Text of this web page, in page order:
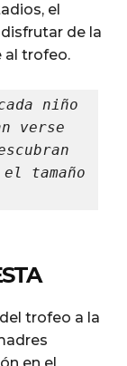
el
de la
al trofeo.
niño
verse
tamaño
trofeo a la